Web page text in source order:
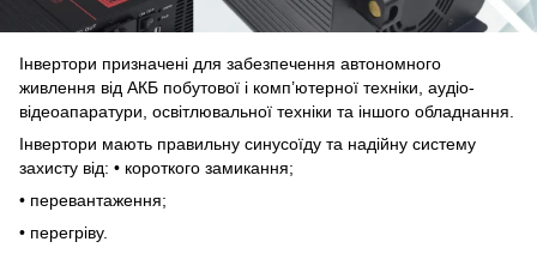
Інвертори призначені для забезпечення автономного
живлення від АКБ побутової і комп’ютерної техніки, аудіо-
відеоапаратури, освітлювальної техніки та іншого обладнання.
Інвертори мають правильну синусоїду та надійну систему
захисту від: • короткого замикання;
• перевантаження;
• перегріву.